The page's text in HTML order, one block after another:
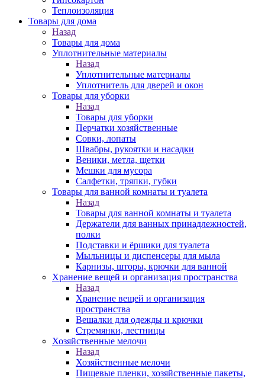
Теплоизоляция
Товары для дома
Назад
Товары для дома
Уплотнительные материалы
Назад
Уплотнительные материалы
Уплотнитель для дверей и окон
Товары для уборки
Назад
Товары для уборки
Перчатки хозяйственные
Совки, лопаты
Швабры, рукоятки и насадки
Веники, метла, щетки
Мешки для мусора
Салфетки, тряпки, губки
Товары для ванной комнаты и туалета
Назад
Товары для ванной комнаты и туалета
Держатели для ванных принадлежностей,
полки
Подставки и ёршики для туалета
Мыльницы и диспенсеры для мыла
Карнизы, шторы, крючки для ванной
Хранение вещей и организация пространства
Назад
Хранение вещей и организация
пространства
Вешалки для одежды и крючки
Стремянки, лестницы
Хозяйственные мелочи
Назад
Хозяйственные мелочи
Пищевые пленки, хозяйственные пакеты,